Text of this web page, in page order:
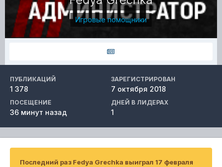
Игровые помощники
ПУБЛИКАЦИЙ
1 378
ЗАРЕГИСТРИРОВАН
7 октября 2018
ПОСЕЩЕНИЕ
36 минут назад
ДНЕЙ В ЛИДЕРАХ
1
Последний раз Fedya Grechka выиграл 17 февраля